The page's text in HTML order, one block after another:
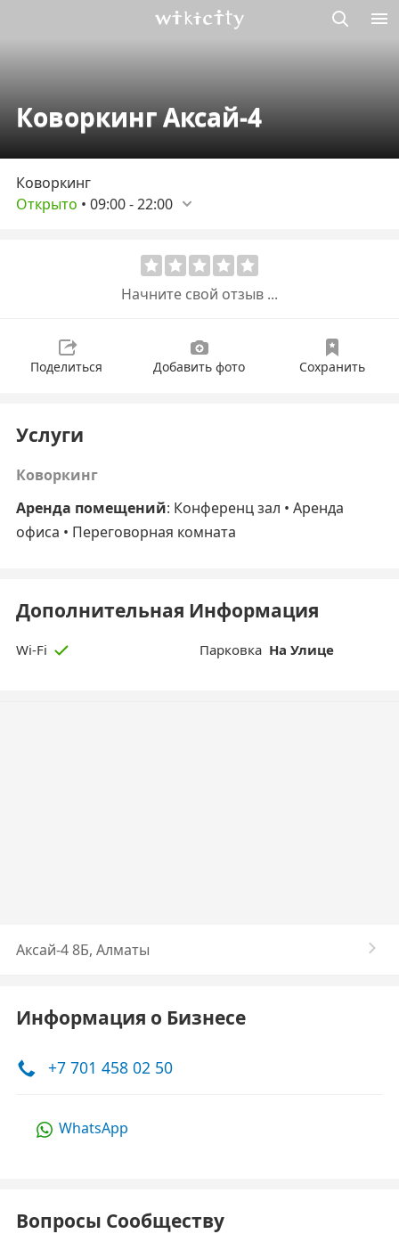
Коворкинг Аксай-4
Коворкинг
Открыто • 09:00-22:00
Начните свой отзыв ...
Поделиться Добавить фото Сохранить
Услуги
Коворкинг
Аренда помещений: Конференц зал • Аренда
офиса • Переговорная комната
Дополнительная Информация
Wi-Fi Парковка На Улице
Аксай-4 8Б, Алматы
Информация о Бизнесе
+7 701 458 02 50
WhatsApp
Вопросы Сообществу